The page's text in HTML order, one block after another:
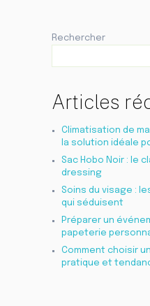
Rechercher
Articles
Climatisation de
la solution idéale
Sac Hobo Noir : le
dressing
Soins du visage :
qui séduisent
Préparer un
papeterie
Comment choisir
pratique et